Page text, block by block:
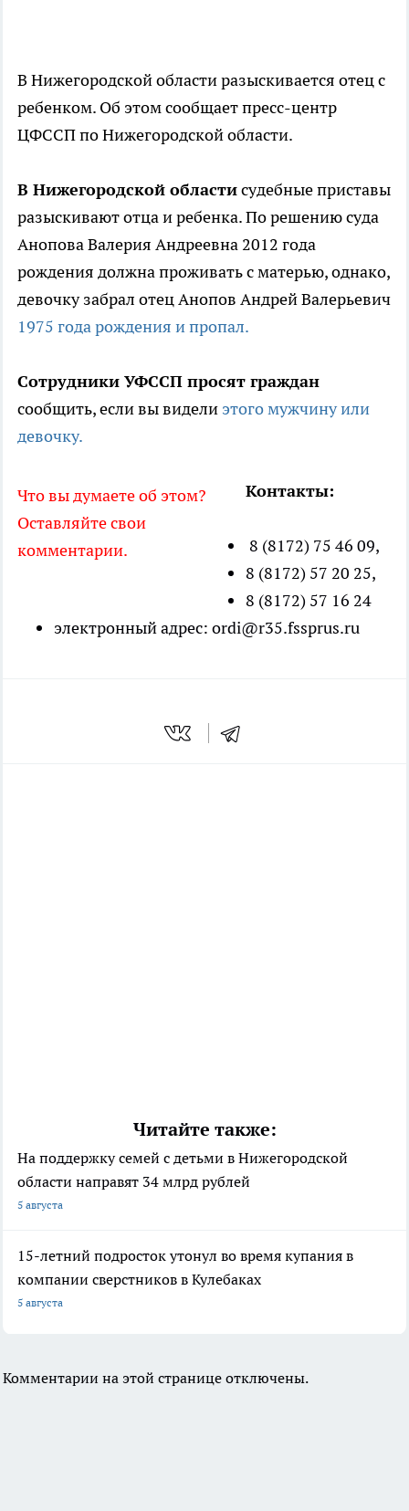
В Нижегородской области разыскивается отец с
ребенком. Об этом сообщает пресс-центр
ЦФССП по Нижегородской области.
В Нижегородской областисудебные приставы
разыскивают отца и ребенка. По решению суда
Анопова Валерия Андреевна 2012 года
рождения должна проживать с матерью, однако,
девочку забрал отец Анопов Андрей Валерьевич
1975 года рождения и пропал.
Сотрудники УФССП просят граждан
сообщить, если вы видели этого мужчину или
девочку.
Что вы думаете об этом?
Оставляйте свои
комментарии.
Контакты:
8 (8172) 75 46 09,
8 (8172) 57 20 25,
8 (8172) 57 16 24
электронный адрес: ordi@r35.fssprus.ru
Читайте также:
На поддержку семей с детьми в Нижегородской
области направят 34 млрд рублей
5 августа
15-летний подросток утонул во время купания в
компании сверстников в Кулебаках
5 августа
Комментарии на этой странице отключены.